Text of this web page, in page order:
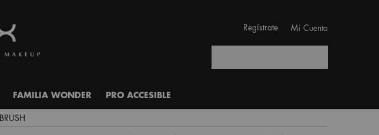
Regístrate Mi Cuenta
FAMILIA WONDER PRO ACCESIBLE